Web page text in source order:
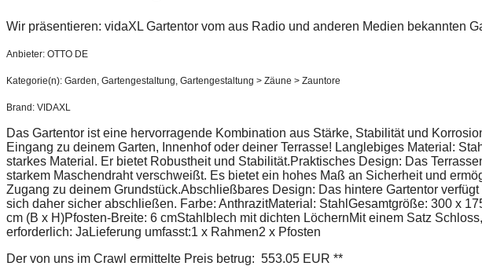
Wir präsentieren: vidaXL Gartentor vom aus Radio und anderen Medien bekannten
Anbieter: OTTO DE
Kategorie(n): Garden, Gartengestaltung, Gartengestaltung > Zäune > Zauntore
Brand: VIDAXL
Das Gartentor ist eine hervorragende Kombination aus Stärke, Stabilität und
Eingang zu deinem Garten, Innenhof oder deiner Terrasse! Langlebiges Material:
starkes Material. Er bietet Robustheit und Stabilität.Praktisches Design: Das
starkem Maschendraht verschweißt. Es bietet ein hohes Maß an Sicherheit und
Zugang zu deinem Grundstück.Abschließbares Design: Das hintere Gartentor
sich daher sicher abschließen. Farbe: AnthrazitMaterial: StahlGesamtgröße: 300 x
cm (B x H)Pfosten-Breite: 6 cmStahlblech mit dichten LöchernMit einem Satz
erforderlich: JaLieferung umfasst:1 x Rahmen2 x Pfosten
Der von uns im Crawl ermittelte Preis betrug: 553.05 EUR **